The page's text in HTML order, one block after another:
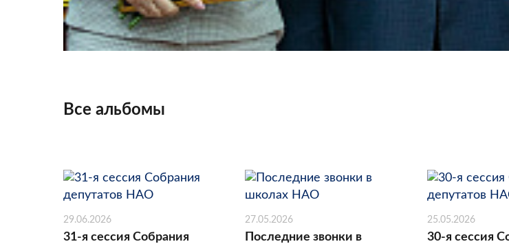
Все альбомы
29.06.2026
31-я сессия Собрания
27.05.2026
Последние звонки в
25.05.2026
30-я сессия